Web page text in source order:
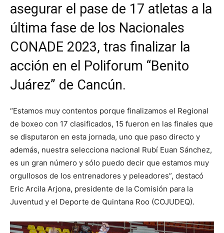
asegurar el pase de 17 atletas a la
última fase de los Nacionales
CONADE 2023, tras finalizar la
acción en el Poliforum “Benito
Juárez” de Cancún.
“Estamos muy contentos porque finalizamos el Regional
de boxeo con 17 clasificados, 15 fueron en las finales que
se disputaron en esta jornada, uno que paso directo y
además, nuestra selecciona nacional Rubí Euan Sánchez,
es un gran número y sólo puedo decir que estamos muy
orgullosos de los entrenadores y peleadores”, destacó
Eric Arcila Arjona, presidente de la Comisión para la
Juventud y el Deporte de Quintana Roo (COJUDEQ).